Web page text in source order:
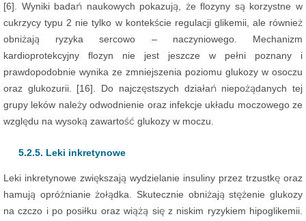
[6]. Wyniki badań naukowych pokazują, że flozyny są korzystne w
cukrzycy typu 2 nie tylko w kontekście regulacji glikemii, ale również
obniżają ryzyka sercowo – naczyniowego. Mechanizm
kardioprotekcyjny flozyn nie jest jeszcze w pełni poznany i
prawdopodobnie wynika ze zmniejszenia poziomu glukozy w osoczu
oraz glukozurii. [16]. Do najczęstszych działań niepożądanych tej
grupy leków należy odwodnienie oraz infekcje układu moczowego ze
względu na wysoką zawartość glukozy w moczu.
5.2.5. Leki inkretynowe
Leki inkretynowe zwiększają wydzielanie insuliny przez trzustkę oraz
hamują opróżnianie żołądka. Skutecznie obniżają stężenie glukozy
na czczo i po posiłku oraz wiążą się z niskim ryzykiem hipoglikemii.